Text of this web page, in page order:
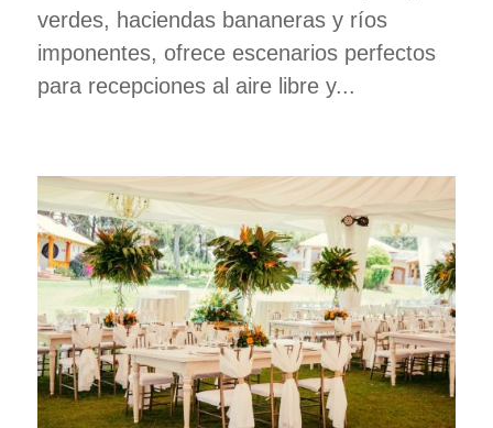
verdes, haciendas bananeras y ríos
imponentes, ofrece escenarios perfectos
para recepciones al aire libre y...